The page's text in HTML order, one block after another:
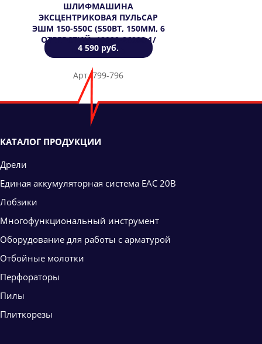
ШЛИФМАШИНА
ЭКСЦЕНТРИКОВАЯ ПУЛЬСАР
ЭШМ 150-550С (550ВТ, 150ММ, 6
ОТВЕРСТИЙ, 12000-26000 1/
МИН, 2,5 КГ)
4 590 руб.
Арт. 799-796
КАТАЛОГ ПРОДУКЦИИ
Дрели
Единая аккумуляторная система ЕАС 20В
Лобзики
Многофункциональный инструмент
Оборудование для работы с арматурой
Отбойные молотки
Перфораторы
Пилы
Плиткорезы